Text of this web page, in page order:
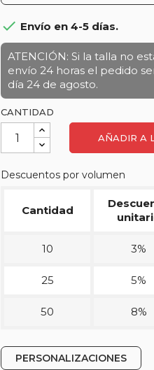
 Envío en 4-5 días.
ATENCIÓN: Si la talla no
envío 24 horas el pedido
día 24 de agosto.
CANTIDAD
AÑADIR A
Descuentos por volumen
Cantidad
10 3%
25 5%
50 8%
PERSONALIZACIONES